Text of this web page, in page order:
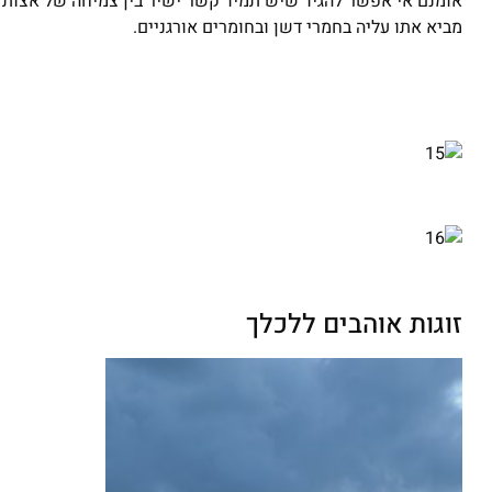
מביא אתו עליה בחמרי דשן ובחומרים אורגניים.
זוגות אוהבים ללכלך